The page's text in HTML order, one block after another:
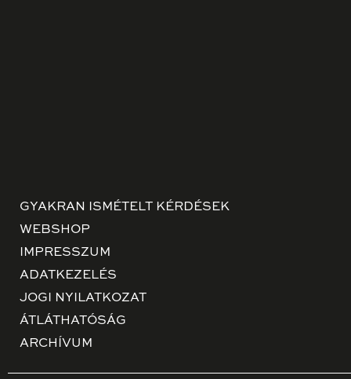
GYAKRAN ISMÉTELT KÉRDÉSEK
WEBSHOP
IMPRESSZUM
ADATKEZELÉS
JOGI NYILATKOZAT
ÁTLÁTHATÓSÁG
ARCHÍVUM